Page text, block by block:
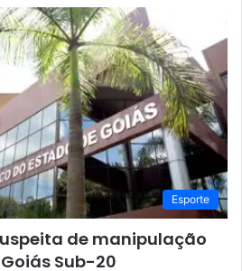
Esporte
de manipulação
Sub-20